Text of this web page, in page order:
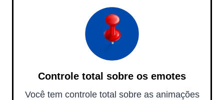
Controle total sobre os emotes
Você tem controle total sobre as animações